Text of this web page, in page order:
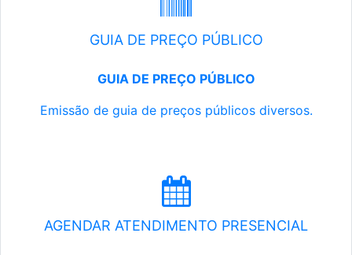
GUIA DE PREÇO PÚBLICO
GUIA DE PREÇO PÚBLICO
Emissão de guia de preços públicos diversos.
AGENDAR ATENDIMENTO PRESENCIAL